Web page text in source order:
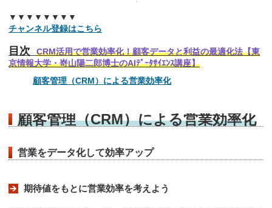
▼▼▼▼▼▼▼▼
チャンネル登録はこちら
目次
CRM活用で営業効率化！顧客データと利益の最適化法【東
京情報大学・嵜山陽二郎博士のAIﾃﾞｰﾀｻｲｴﾝｽ講座】
顧客管理（CRM）による営業効率化
顧客管理（CRM）による営業効率化
営業をデータ化して効率アップ
期待値をもとに営業効率を考えよう